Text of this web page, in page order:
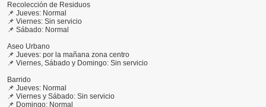
Recolección de Residuos
📌 Jueves: Normal
📌 Viernes: Sin servicio
📌 Sábado: Normal
Aseo Urbano
📌 Jueves: por la mañana zona centro
📌 Viernes, Sábado y Domingo: Sin servicio
Barrido
📌 Jueves: Normal
📌 Viernes y Sábado: Sin servicio
📌 Domingo: Normal